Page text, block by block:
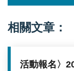
相關文章：
活動報名〉